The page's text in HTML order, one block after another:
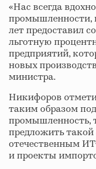
«Нас всегда
промышленности,
лет предоставил
льготную
предприятий,
новых
министра.
Никифоров
таким образом
промышленность,
предложить
отечественным
и проекты